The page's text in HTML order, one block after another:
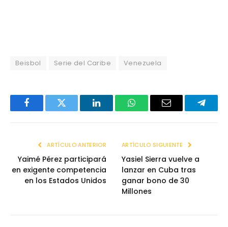
Beisbol Serie del Caribe Venezuela
FacebookTwitter LinkedInWhatsAppEmail
ARTÍCULO ANTERIOR
Yaimé Pérez participará
en exigente competencia
en los Estados Unidos
ARTÍCULO SIGUIENTE
Yasiel Sierra vuelve a
lanzar en Cuba tras
ganar bono de 30
Millones